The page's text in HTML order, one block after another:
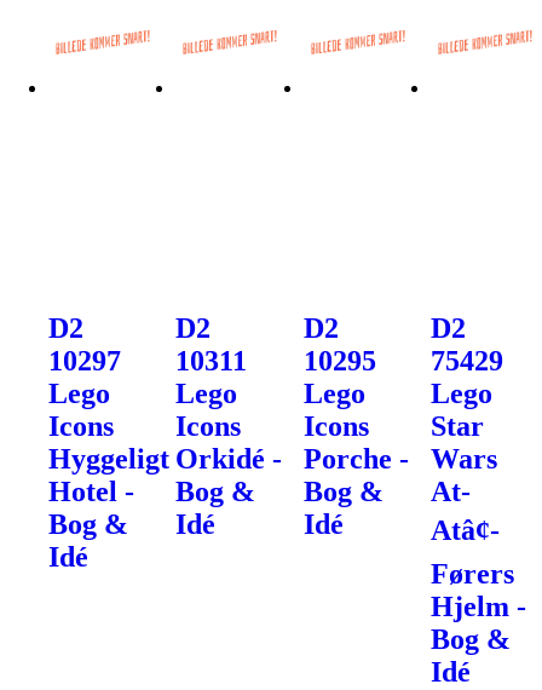
D2
10297
Lego
Icons
Hyggeligt
Hotel -
Bog &
Idé
D2
10311
Lego
Icons
Orkidé -
Bog &
Idé
D2
10295
Lego
Icons
Porche -
Bog &
Idé
D2
75429
Lego
Star
Wars
At-
Atâ¢-
Førers
Hjelm -
Bog &
Idé